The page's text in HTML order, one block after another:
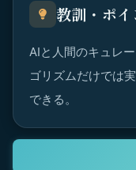
教訓・ポイ
AIと人間のキュレ
ゴリズムだけでは
できる。